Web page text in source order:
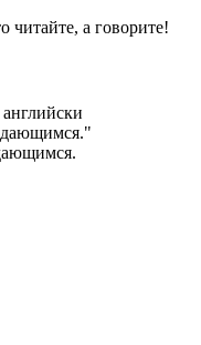
читайте, а говорите!
"